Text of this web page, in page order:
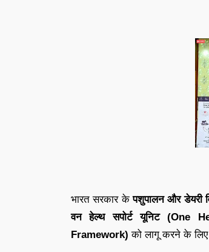
भारत सरकार केपशुपालन और
वन हेल्थ सपोर्ट यूनिट (One
Framework)को लागू करने के